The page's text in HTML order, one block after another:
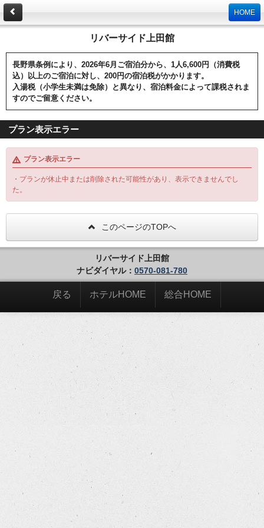
HOME
リバーサイド上田館
長野県条例により、2026年6月ご宿泊分から、1人6,600円（消費税
込）以上のご宿泊に対し、200円の宿泊税がかかります。
入湯税（小学生未満は免除）と異なり、宿泊料金によって課税されま
すのでご留意ください。
プラン表示エラー
プラン表示エラー
・プランが休止中または削除された可能性があり、表示できませんでし
た。
このページのTOPへ
リバーサイド上田館
ナビダイヤル： 0570-081-780
戻る ホテルHOME 総合HOME